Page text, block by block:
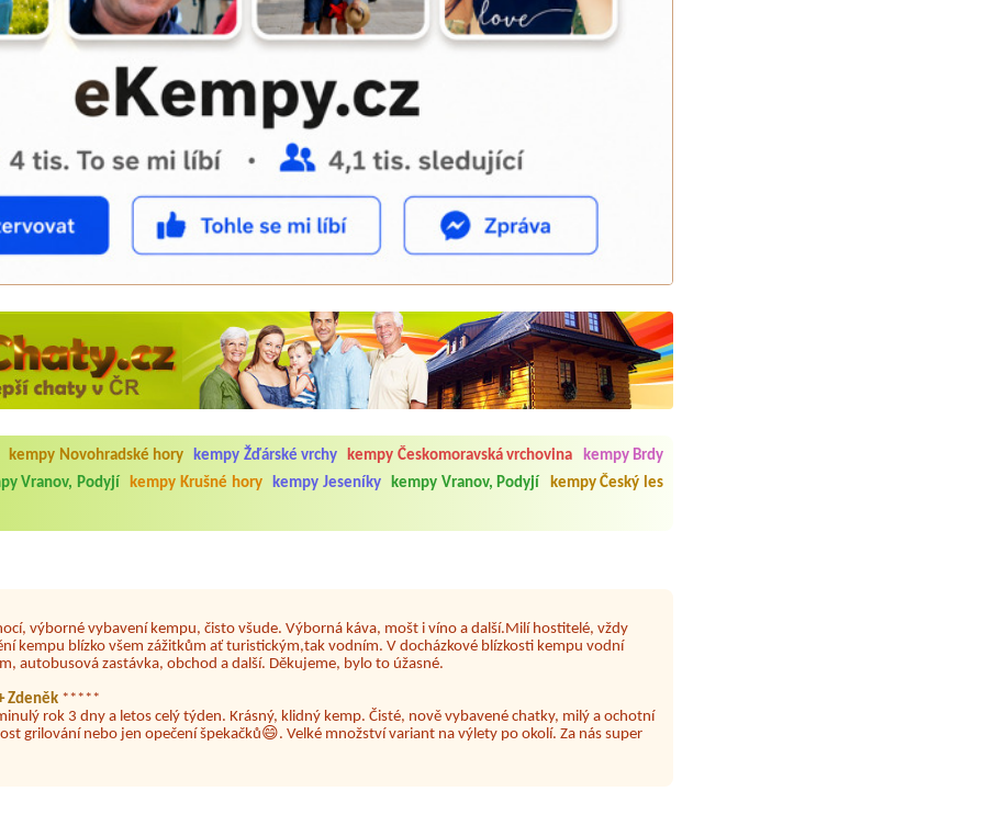
kempy Novohradské hory kempy Žďárské vrchy kempy Českomoravská vrchovina
kempy Brdy
Vranov, Podyjí kempy Krušné hory kempy Jeseníky kempy Vranov, Podyjí
kempy Český les
do 1.8. 2026. Kemp jako takový je pěkný. V umývárně i na WC bylo vždy čisto, doplněný papír i
hluk z repráků u stanů a absolutní bezohlednost ostatních ubytovaných. Přes den jsem si připadala
hrála jiná hudba.Kemp pěkný, ale takový rámus jsme ještě nezažili...
dva. Na začátku prázdnin. Přijeli jsme karavanem. Klid pohoda socialky nové krásné čisté,koupání
dobrým jídlem za slušnou cenu na dosah, a spoustu možností na výlety. Veškerý personál se choval
kempu blízko všem zážitkům ať turistickým,tak vodním. V docházkové blízkosti kempu vodní
autobusová zastávka, obchod a další. Děkujeme, bylo to úžasné.
Zdeněk*****
grilování nebo jen opečení špekačků😄. Velké množství variant na výlety po okolí. Za nás super